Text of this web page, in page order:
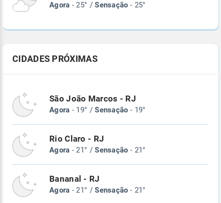
Agora - 25° /Sensação - 25°
CIDADES PRÓXIMAS
São João Marcos - RJ
Agora - 19° /Sensação - 19°
Rio Claro - RJ
Agora - 21° /Sensação - 21°
Bananal - RJ
Agora - 21° /Sensação - 21°